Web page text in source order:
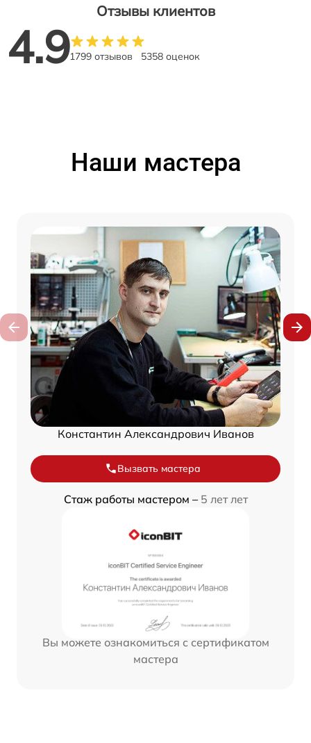
Отзывы клиентов
4.91799 отзывов 5358 оценок
Наши мастера
Константин Александрович Иванов
Вызвать мастера
Стаж работы мастером – 5 лет лет
Вы можете ознакомиться с сертификатом
мастера